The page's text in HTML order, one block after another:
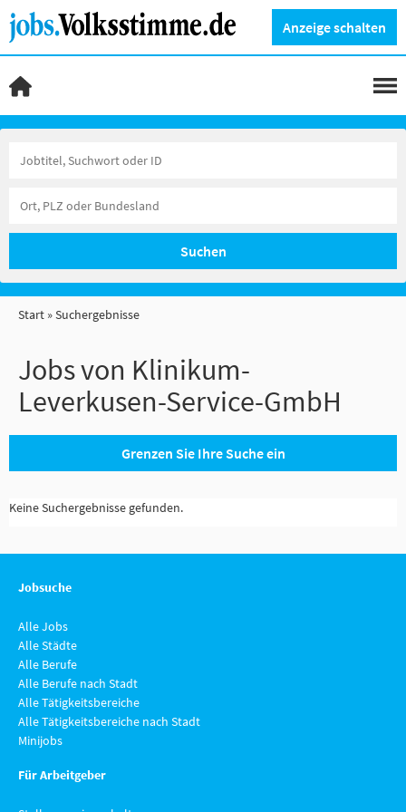
Anzeige schalten
Suchen
Start Suchergebnisse
Jobs von Klinikum-
Leverkusen-Service-GmbH
Grenzen Sie Ihre Suche ein
Keine Suchergebnisse gefunden.
Jobsuche
Alle Jobs
Alle Städte
Alle Berufe
Alle Berufe nach Stadt
Alle Tätigkeitsbereiche
Alle Tätigkeitsbereiche nach Stadt
Minijobs
Für Arbeitgeber